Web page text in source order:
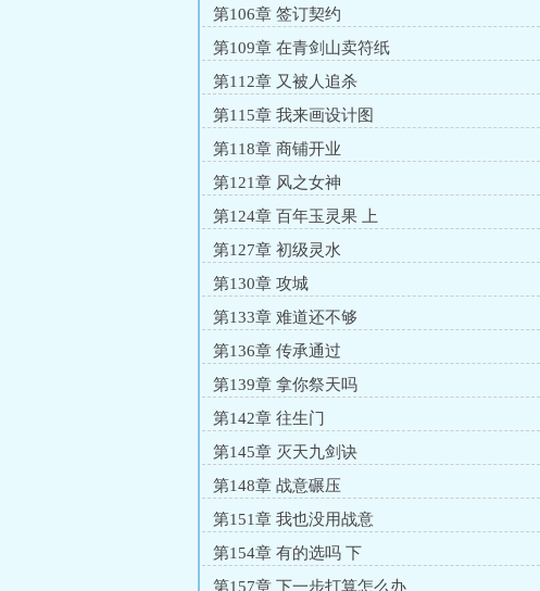
第106章 签订契约
第109章 在青剑山卖符纸
第112章 又被人追杀
第115章 我来画设计图
第118章 商铺开业
第121章 风之女神
第124章 百年玉灵果 上
第127章 初级灵水
第130章 攻城
第133章 难道还不够
第136章 传承通过
第139章 拿你祭天吗
第142章 往生门
第145章 灭天九剑诀
第148章 战意碾压
第151章 我也没用战意
第154章 有的选吗 下
第157章 下一步打算怎么办